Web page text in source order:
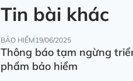
Tin bài khác
BẢO HIỂM19/06/2025
Thông báo tạm ngừng
phẩm bảo hiểm